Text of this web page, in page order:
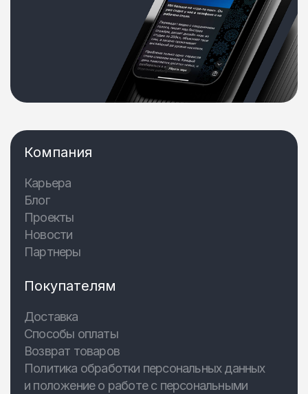
Компания
Карьера
Блог
Проекты
Новости
Партнеры
Покупателям
Доставка
Способы оплаты
Возврат товаров
Политика обработки персональных данных
и положение о работе с персональными